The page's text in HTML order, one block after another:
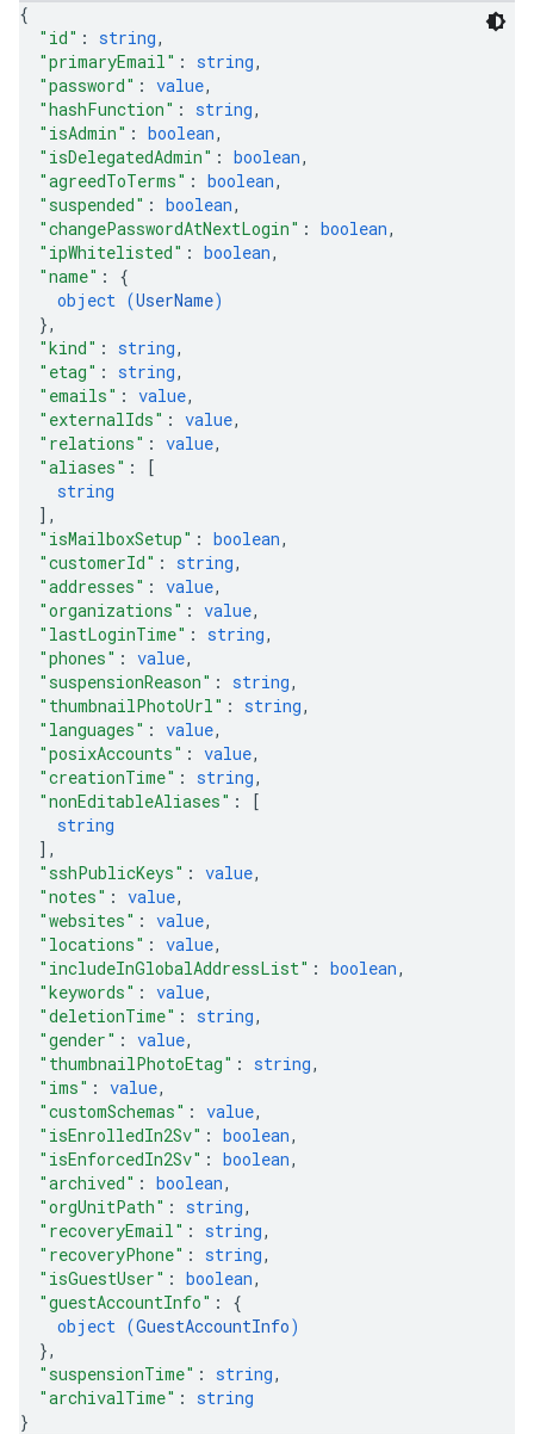
{
"id" : string,
"primaryEmail" : string,
"password" : value,
"hashFunction" : string,
"isAdmin" : boolean,
"isDelegatedAdmin" : boolean,
"agreedToTerms" : boolean,
"suspended" : boolean,
"changePasswordAtNextLogin" : boolean,
"ipWhitelisted" : boolean,
"name" : {
object (UserName)
},
"kind" : string,
"etag" : string,
"emails" : value,
"externalIds" : value,
"relations" : value,
"aliases" :
[
string
] ,
"isMailboxSetup" : boolean,
"customerId" : string,
"addresses" : value,
"organizations" : value,
"lastLoginTime" : string,
"phones" : value,
"suspensionReason" : string,
"thumbnailPhotoUrl" : string,
"languages" : value,
"posixAccounts" : value,
"creationTime" : string,
"nonEditableAliases" :
[
string
] ,
"sshPublicKeys" : value,
"notes" : value,
"websites" : value,
"locations" : value,
"includeInGlobalAddressList" : boolean,
"keywords" : value,
"deletionTime" : string,
"gender" : value,
"thumbnailPhotoEtag" : string,
"ims" : value,
"customSchemas" : value,
"isEnrolledIn2Sv" : boolean,
"isEnforcedIn2Sv" : boolean,
"archived" : boolean,
"orgUnitPath" : string,
"recoveryEmail" : string,
"recoveryPhone" : string,
"isGuestUser" : boolean,
"guestAccountInfo" : {
object (GuestAccountInfo)
},
"suspensionTime" : string,
"archivalTime" : string
}